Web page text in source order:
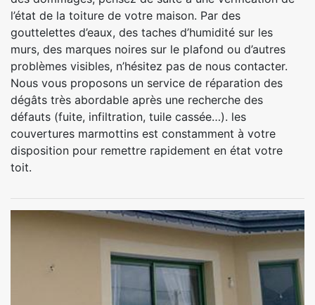
l’état de la toiture de votre maison. Par des
gouttelettes d’eaux, des taches d’humidité sur les
murs, des marques noires sur le plafond ou d’autres
problèmes visibles, n’hésitez pas de nous contacter.
Nous vous proposons un service de réparation des
dégâts très abordable après une recherche des
défauts (fuite, infiltration, tuile cassée…). les
couvertures marmottins est constamment à votre
disposition pour remettre rapidement en état votre
toit.